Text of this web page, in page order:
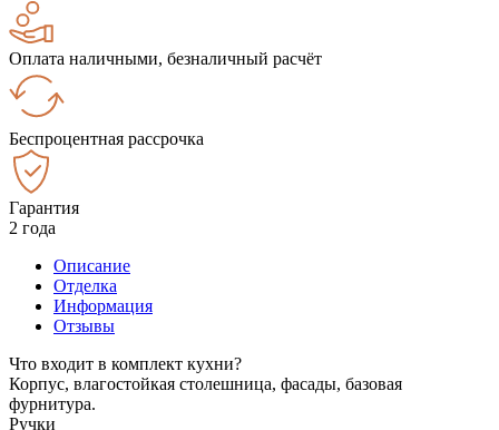
Оплата наличными, безналичный расчёт
Беспроцентная рассрочка
Гарантия
2 года
Описание
Отделка
Информация
Отзывы
Что входит в комплект кухни?
Корпус, влагостойкая столешница, фасады, базовая
фурнитура.
Ручки